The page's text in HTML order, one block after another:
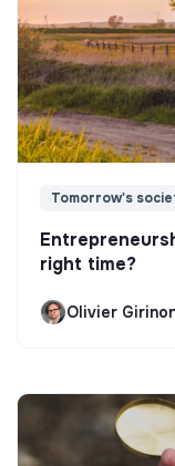
Tomorrow's
right time?
Olivier